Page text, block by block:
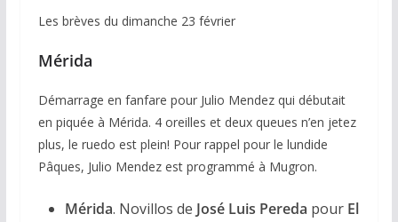
Les brèves du dimanche 23 février
Mérida
Démarrage en fanfare pour Julio Mendez qui débutait
en piquée à Mérida. 4 oreilles et deux queues n’en jetez
plus, le ruedo est plein! Pour rappel pour le lundide
Pâques, Julio Mendez est programmé à Mugron.
Mérida. Novillos de José Luis Pereda pour El